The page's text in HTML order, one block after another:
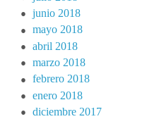
junio 2018
mayo 2018
abril 2018
marzo 2018
febrero 2018
enero 2018
diciembre 2017